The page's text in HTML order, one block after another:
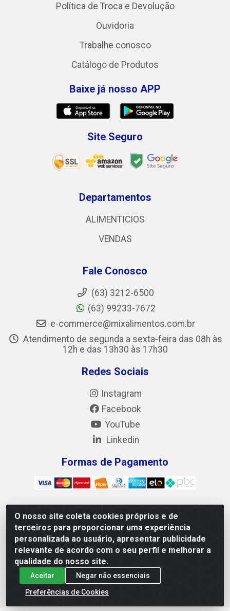
O nosso site coleta cookies próprios e de
terceiros para proporcionar uma experiência
personalizada ao usuário, apresentar publicidade
relevante de acordo com o seu perfil e melhorar a
qualidade do nosso site.
Aceitar
Negar não essenciais
Preferências de Cookies
Política de Troca e Devolução
Ouvidoria
Trabalhe conosco
Catálogo de Produtos
Baixe já nosso APP
Site Seguro
Departamentos
ALIMENTICIOS
VENDAS
Fale Conosco
(63) 3212-6500
(63) 99233-7672
e-commerce@mixalimentos.com.br
Atendimento de segunda a sexta-feira das 08h às
12h e das 13h30 às 17h30
Redes Sociais
Instagram
Facebook
YouTube
Linkedin
Formas de Pagamento
Mix Alimentos LTDA - Quadra Asr Ne 55 (412 Norte), Alameda
02, S/N - Plano Diretor Norte, Palmas/TO - CEP 77.006-540 -
CNPJ 05.922.500/0001-02